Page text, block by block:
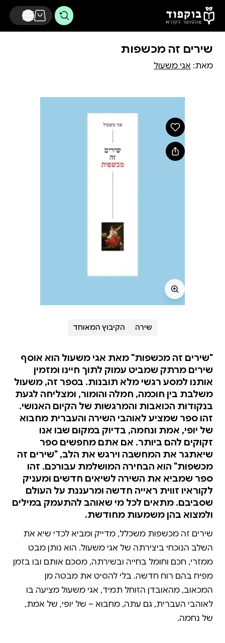
דלג לתוכן הראשי
שירים זה מכשפות
מאת: אגי משעול
שירה הקיבוץ המאוחד
"שירים זה מכשפות" מאת אגי משעול הוא אוסף
שירים מרתק שמביט עמוק לתוך חיינו ומזמין
אותנו למסע רגשי מלא תובנות. בספר זה, משעול
משלבת בין חוכמה, חמלה והומור, ומצליחה לגעת
בנקודות הכואבות והמרגשות של הקיום האנושי.
זהו ספר שמציע לאוהבי השירה והעברית מחבוא
של יופי, אמת ונחמה, בדיוק במקום שבו אנו
זקוקים להם ביותר. אם אתם מחפשים ספר
שיאתגר את המחשבה וירגש את הלב, "שירים זה
מכשפות" הוא הבחירה המושלמת עבורכם. זהו
ספר שמביא את השירה לשיאים חדשים ומעניק
לקוראיו זווית ראייה חדשה ומרעננת על העולם
שסביבם. מתאים לכל מי שאוהב להתעמק במילים
ולמצוא בהן משמעות מחודשת.
שירים זה מכשפות משכלל, מדייק ומביא לכדי שיא את
השלב הנוכחי ביצירתה של אגי משעול. הוא נותן מבט
ממזרי, חכם וחומל בחייה ובשירתה, מסכם אותם ובו בזמן
מפיח בהם רוח חדשה. בלי להסיט את מבטה מן
המכאוב, מהאובדן הזוחל תמיד, אגי משעול מציעה בו
לאוהבי העברית, גם עתה, מחבוא – של יופי, של אמת,
של נחמה.